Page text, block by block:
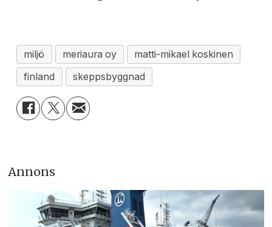
miljö meriaura oy
matti-mikael koskinen
finland
skeppsbyggnad
Annons